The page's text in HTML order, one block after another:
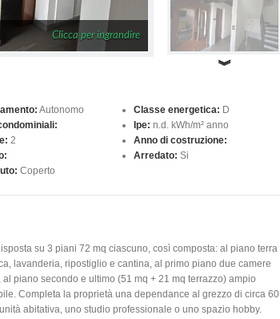
Clicca per ingrandire
Autonomo
2
Coperto
Classe energetica: D
Ipe: n.d. kWh/m² anno
Anno di costruzione:
Arredato: Si
su 3 piani 72 mq ciascuno, così composta: al piano terra
lavanderia, ripostiglio e cantina, al primo piano due camere
piano secondo e ultimo (51 mq + 21 mq terrazzo) ampio
Completa la proprietà una dependance al grezzo di circa 60
abitativa, uno studio professionale o uno spazio hobby.